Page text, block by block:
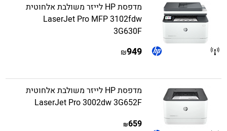
מדפסת HP לייזר משולבת אלחוטית
LaserJet Pro MFP 3102fdw‎
3G630F
949
₪
מדפסת HP לייזר משולבת אלחוטית
LaserJet Pro 3002dw‎ 3G652F
659
₪